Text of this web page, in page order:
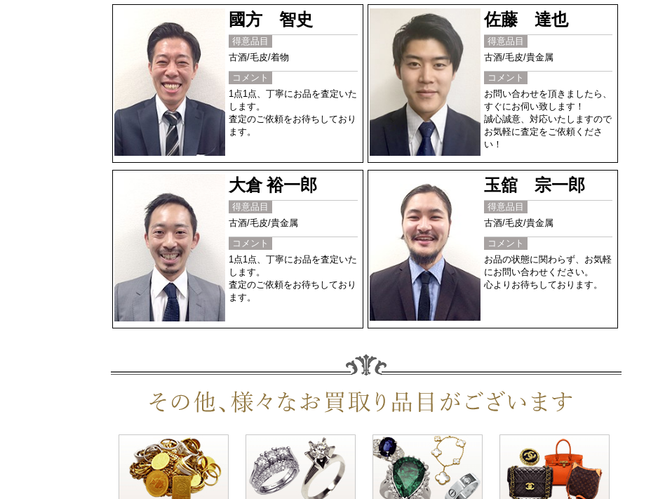
國方 智史
得意品目
古酒/毛皮/着物
コメント
1点1点、丁寧にお品を査定いた
します。
査定のご依頼をお待ちしており
ます。
佐藤 達也
得意品目
古酒/毛皮/貴金属
コメント
お問い合わせを頂きましたら、
すぐにお伺い致します！
誠心誠意、対応いたしますので
お気軽に査定をご依頼くださ
い！
大倉 裕一郎
得意品目
古酒/毛皮/貴金属
コメント
1点1点、丁寧にお品を査定いた
します。
査定のご依頼をお待ちしており
ます。
玉舘 宗一郎
得意品目
古酒/毛皮/貴金属
コメント
お品の状態に関わらず、お気軽
にお問い合わせください。
心よりお待ちしております。